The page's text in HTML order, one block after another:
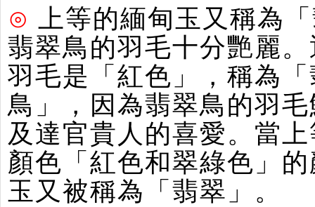
⊙
上等的緬甸玉又稱為
翡翠鳥的羽毛十分艷麗
羽毛是「紅色」，稱為
鳥」，因為翡翠鳥的羽
及達官貴人的喜愛。當
顏色「紅色和翠綠色」
玉又被稱為「翡翠」。